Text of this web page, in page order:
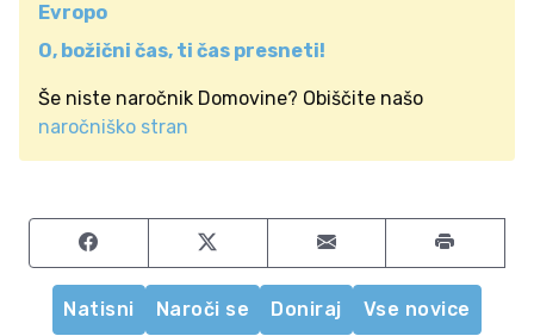
Evropo
O, božični čas, ti čas presneti!
Še niste naročnik Domovine? Obiščite našo
naročniško stran
Share on FacebookShare on TwitterShare by email
Natisni Naroči se Doniraj Vse novice